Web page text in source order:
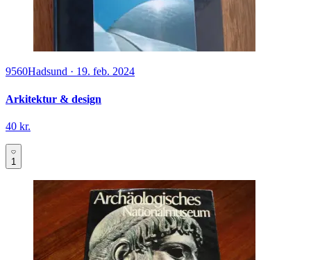
9560Hadsund · 19. feb. 2024
Arkitektur & design
40 kr.
1